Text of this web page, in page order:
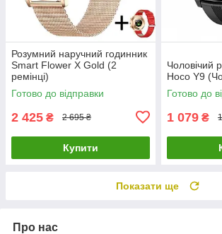
Розумний наручний годинник
Smart Flower X Gold (2
ремінці)
Готово до відправки
2 425 ₴ 2 695 ₴
Купити
Чоловічий
Hoco Y9
Готово до
1 079 ₴
Показати ще
Про нас